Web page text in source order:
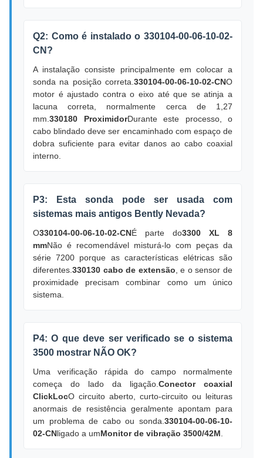
Q2: Como é instalado o 330104-00-06-10-02-
CN?
A instalação consiste principalmente em colocar a
sonda na posição correta.330104-00-06-10-02-CNO
motor é ajustado contra o eixo até que se atinja a
lacuna correta, normalmente cerca de 1,27
mm.330180 ProximidorDurante este processo, o
cabo blindado deve ser encaminhado com espaço de
dobra suficiente para evitar danos ao cabo coaxial
interno.
P3: Esta sonda pode ser usada com
sistemas mais antigos Bently Nevada?
O330104-00-06-10-02-CNÉ parte do3300 XL 8
mmNão é recomendável misturá-lo com peças da
série 7200 porque as características elétricas são
diferentes.330130 cabo de extensão, e o sensor de
proximidade precisam combinar como um único
sistema.
P4: O que deve ser verificado se o sistema
3500 mostrar NÃO OK?
Uma verificação rápida do campo normalmente
começa do lado da ligação.Conector coaxial
ClickLocO circuito aberto, curto-circuito ou leituras
anormais de resistência geralmente apontam para
um problema de cabo ou sonda.330104-00-06-10-
02-CNligado a umMonitor de vibração 3500/42M.